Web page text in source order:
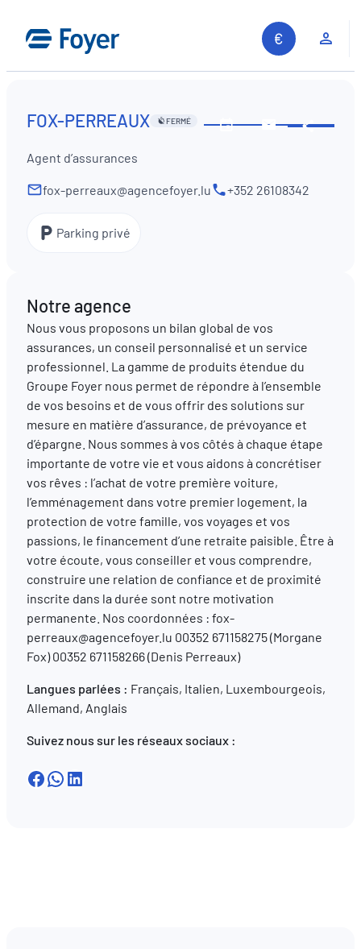
contenu
Recherche sur le site
FREN DE
FOX-PERREAUX FERMÉ
Agent d’assurances
fox-perreaux@agencefoyer.lu +352 26108342
Parking privé
Notre agence
Nous vous proposons un bilan global de vos
assurances, un conseil personnalisé et un service
professionnel. La gamme de produits étendue du
Groupe Foyer nous permet de répondre à l’ensemble
de vos besoins et de vous offrir des solutions sur
mesure en matière d’assurance, de prévoyance et
d’épargne. Nous sommes à vos côtés à chaque étape
importante de votre vie et vous aidons à concrétiser
vos rêves : l’achat de votre première voiture,
l’emménagement dans votre premier logement, la
protection de votre famille, vos voyages et vos
passions, le financement d’une retraite paisible. Être à
votre écoute, vous conseiller et vous comprendre,
construire une relation de confiance et de proximité
inscrite dans la durée sont notre motivation
permanente. Nos coordonnées : fox-
perreaux@agencefoyer.lu 00352 671158275 (Morgane
Fox) 00352 671158266 (Denis Perreaux)
Langues parlées : Français, Italien, Luxembourgeois,
Allemand, Anglais
Suivez nous sur les réseaux sociaux :
Facebook
WhatsApp
LinkedIn